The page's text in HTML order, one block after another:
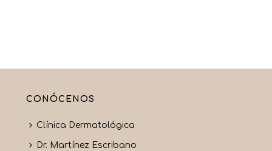
CONÓCENOS
Clínica Dermatológica
Dr. Martínez Escribano